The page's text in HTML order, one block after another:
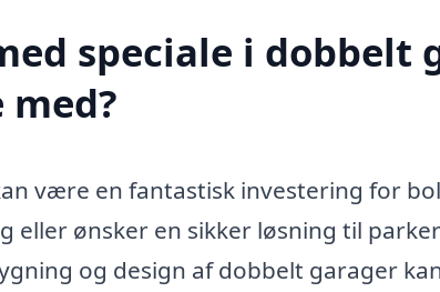
speciale i dobbelt
være en fantastisk investering for
eller ønsker en sikker løsning til
og design af dobbelt garager